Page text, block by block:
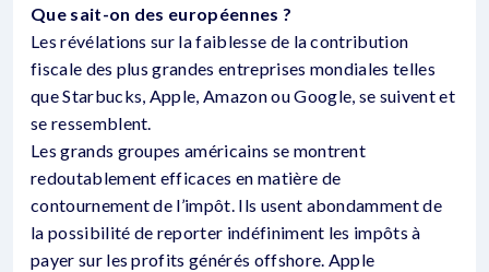
Que sait-on des européennes ?
Les révélations sur la faiblesse de la contribution
fiscale des plus grandes entreprises mondiales telles
que Starbucks, Apple, Amazon ou Google, se suivent et
se ressemblent.
Les grands groupes américains se montrent
redoutablement efficaces en matière de
contournement de l’impôt. Ils usent abondamment de
la possibilité de reporter indéfiniment les impôts à
payer sur les profits générés offshore. Apple